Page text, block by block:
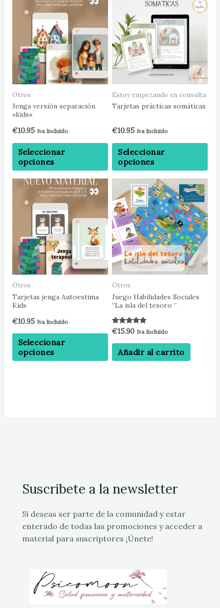
Otros
Jenga versión separación
«kids»
€10.95 Iva Incluido
Seleccionar
opciones
tiene
múltiples
variantes.
Las
opciones
se
pueden
elegir
la
página
producto
Estoy empezando en consulta
Tarjetas prácticas somáticas
€10.95 Iva Incluido
Seleccionar
opciones
se
Otros
Tarjetas jenga Autoestima
Kids
€10.95 Iva Incluido
Seleccionar
opciones
producto
tiene
múltiples
variantes.
Las
opciones
se
pueden
elegir
en
la
página
de
producto
Otros
Juego Habilidades Sociales
“La isla del tesoro “
Valorado con
de 5
€15.90 Iva Incluido
Añadir al carrito
Suscribete a la newsletter
Si deseas ser parte de la comunidad y estar
enterado de todas las promociones y acceder a
material para suscriptores ¡Únete!